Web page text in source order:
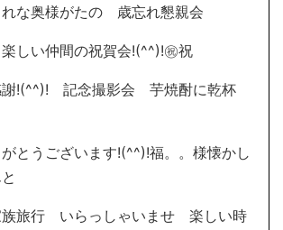
な奥様がたの 歳忘れ懇親会
しい仲間の祝賀会!(^^)!㊗祝
謝!(^^)! 記念撮影会 芋焼酎に乾杯
とうございます!(^^)!福。。様懐かし
族旅行 いらっしゃいませ 楽しい時